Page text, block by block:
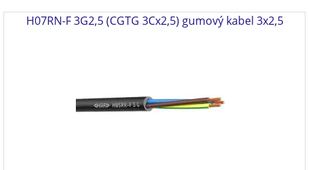
H07RN-F 3G2,5 (CGTG 3Cx2,5) gumový kabel 3x2,5